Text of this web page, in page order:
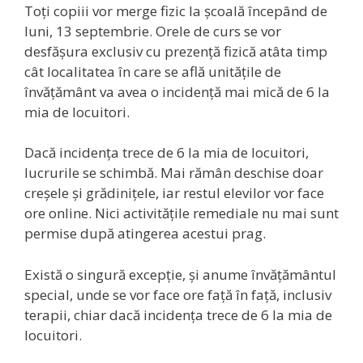
Toți copiii vor merge fizic la școală începând de
luni, 13 septembrie. Orele de curs se vor
desfășura exclusiv cu prezență fizică atâta timp
cât localitatea în care se află unitățile de
învățământ va avea o incidență mai mică de 6 la
mia de locuitori.
Dacă incidența trece de 6 la mia de locuitori,
lucrurile se schimbă. Mai rămân deschise doar
creșele și grădinițele, iar restul elevilor vor face
ore online. Nici activitățile remediale nu mai sunt
permise după atingerea acestui prag.
Există o singură excepție, și anume învățământul
special, unde se vor face ore față în față, inclusiv
terapii, chiar dacă incidența trece de 6 la mia de
locuitori.